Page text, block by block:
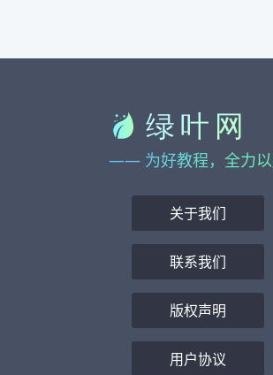
—— 为好教程，全力
关于我们
联系我们
版权声明
用户协议